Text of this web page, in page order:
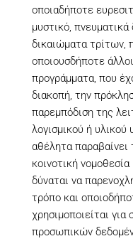
οποιαδήποτε
μυστικό,
δικαιώματα τρίτων,
οποιουσδήποτε
προγράμματα, που
διακοπή, την
παρεμπόδιση της
λογισμικού ή
αθέλητα παραβαίνει
κοινοτική
δύναται να
τρόπο και
χρησιμοποιείται
προσωπικών